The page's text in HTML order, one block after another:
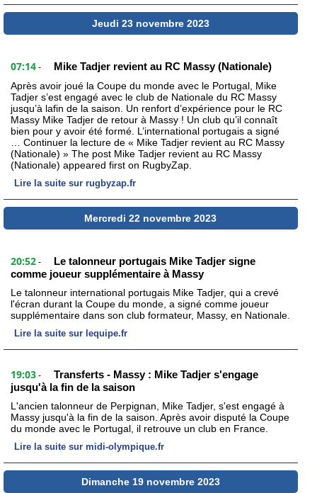
Jeudi 23 novembre 2023
07:14 - Mike Tadjer revient au RC Massy (Nationale)
Après avoir joué la Coupe du monde avec le Portugal, Mike
Tadjer s’est engagé avec le club de Nationale du RC Massy
jusqu’à lafin de la saison. Un renfort d’expérience pour le RC
Massy Mike Tadjer de retour à Massy ! Un club qu’il connaît
bien pour y avoir été formé. L’international portugais a signé
… Continuer la lecture de « Mike Tadjer revient au RC Massy
(Nationale) » The post Mike Tadjer revient au RC Massy
(Nationale) appeared first on RugbyZap.
Lire la suite sur rugbyzap.fr
Mercredi 22 novembre 2023
20:52 -
Le talonneur portugais Mike Tadjer signe
comme joueur supplémentaire à Massy
Le talonneur international portugais Mike Tadjer, qui a crevé
l'écran durant la Coupe du monde, a signé comme joueur
supplémentaire dans son club formateur, Massy, en Nationale.
Lire la suite sur lequipe.fr
19:03 -
Transferts - Massy : Mike Tadjer s'engage
jusqu'à la fin de la saison
L'ancien talonneur de Perpignan, Mike Tadjer, s'est engagé à
Massy jusqu'à la fin de la saison. Après avoir disputé la Coupe
du monde avec le Portugal, il retrouve un club en France.
Lire la suite sur midi-olympique.fr
Dimanche 19 novembre 2023